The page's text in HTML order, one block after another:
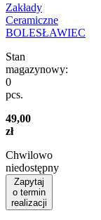
Zakłady
Ceramiczne
BOLESŁAWIEC
Stan
magazynowy:
0
pcs.
49,00
zł
Chwilowo
niedostępny
Zapytaj
o termin
realizacji